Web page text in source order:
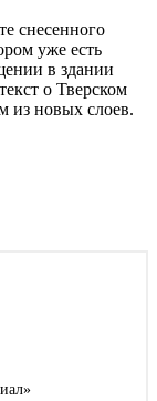
снесенного
уже есть
в здании
о Тверском
из новых слоев.